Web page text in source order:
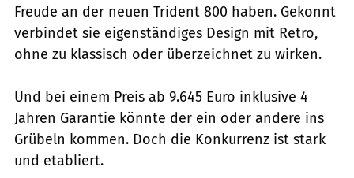
Freude an der neuen Trident 800 haben. Gekonnt
verbindet sie eigenständiges Design mit Retro,
ohne zu klassisch oder überzeichnet zu wirken.
Und bei einem Preis ab 9.645 Euro inklusive 4
Jahren Garantie könnte der ein oder andere ins
Grübeln kommen. Doch die Konkurrenz ist stark
und etabliert.